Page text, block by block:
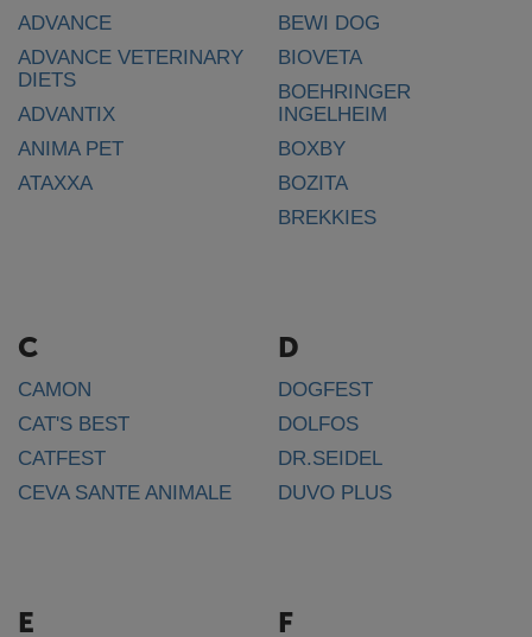
ADVANCE
ADVANCE VETERINARY
DIETS
ADVANTIX
ANIMA PET
ATAXXA
BEWI DOG
BIOVETA
BOEHRINGER
INGELHEIM
BOXBY
BOZITA
BREKKIES
C
CAMON
CAT'S BEST
CATFEST
CEVA SANTE ANIMALE
D
DOGFEST
DOLFOS
DR.SEIDEL
DUVO PLUS
E F